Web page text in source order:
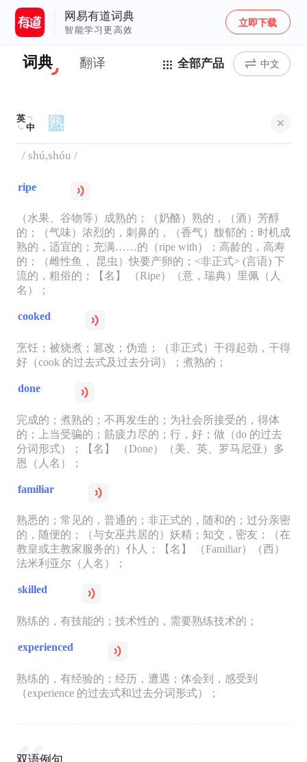
网易有道词典
智能学习更高效
立即下载
词典 翻译 全部产品 中文
英
中
/ shú,shóu /
ripe
（水果、谷物等）成熟的；（奶酪）熟的，（酒）芳醇
的；（气味）浓烈的，刺鼻的，（香气）馥郁的；时机成
熟的，适宜的；充满……的（ripe with）；高龄的，高寿
的；（雌性鱼， 昆虫）快要产卵的；<非正式> (言语) 下
流的，粗俗的；【名】 （Ripe）（意，瑞典）里佩（人
名）；
cooked
烹饪；被烧煮；篡改；伪造；（非正式）干得起劲，干得
好（cook 的过去式及过去分词）；煮熟的；
done
完成的；煮熟的；不再发生的；为社会所接受的，得体
的；上当受骗的；筋疲力尽的；行，好；做（do 的过去
分词形式）；【名】 （Done）（美、英、罗马尼亚）多
恩（人名）；
familiar
熟悉的；常见的，普通的；非正式的，随和的；过分亲密
的，随便的；（与女巫共居的）妖精；知交，密友；（在
教皇或主教家服务的）仆人；【名】 （Familiar）（西）
法米利亚尔（人名）；
skilled
熟练的，有技能的；技术性的，需要熟练技术的；
experienced
熟练的，有经验的；经历，遭遇；体会到，感受到
（experience 的过去式和过去分词形式）；